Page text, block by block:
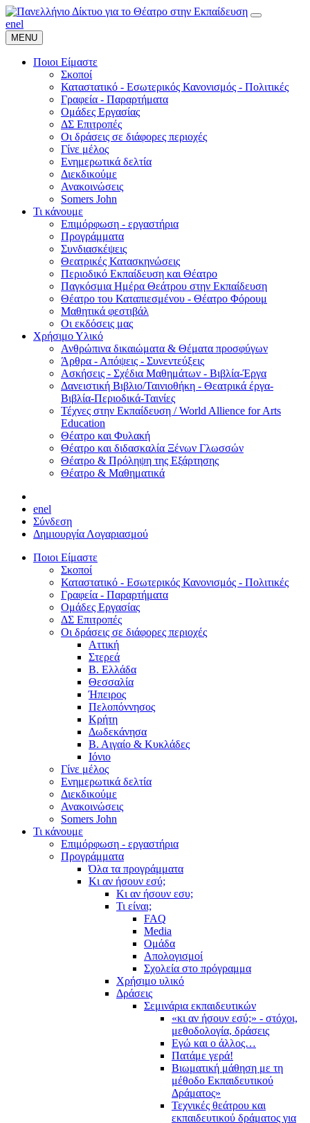
enel
MENU
Ποιοι Είμαστε
Σκοποί
Καταστατικό - Εσωτερικός Κανονισμός - Πολιτικές
Γραφεία - Παραρτήματα
Ομάδες Εργασίας
ΔΣ Επιτροπές
Οι δράσεις σε διάφορες περιοχές
Γίνε μέλος
Ενημερωτικά δελτία
Διεκδικούμε
Ανακοινώσεις
Somers John
Τι κάνουμε
Επιμόρφωση - εργαστήρια
Προγράμματα
Συνδιασκέψεις
Θεατρικές Κατασκηνώσεις
Περιοδικό Εκπαίδευση και Θέατρο
Παγκόσμια Ημέρα Θεάτρου στην Εκπαίδευση
Θέατρο του Καταπιεσμένου - Θέατρο Φόρουμ
Μαθητικά φεστιβάλ
Οι εκδόσεις μας
Χρήσιμο Υλικό
Ανθρώπινα δικαιώματα & Θέματα προσφύγων
Άρθρα - Απόψεις - Συνεντεύξεις
Ασκήσεις - Σχέδια Μαθημάτων - Βιβλία-Έργα
Δανειστική Βιβλιο/Ταινιοθήκη - Θεατρικά έργα-
Βιβλία-Περιοδικά-Ταινίες
Τέχνες στην Εκπαίδευση / World Allience for Arts
Education
Θέατρο και Φυλακή
Θέατρο και διδασκαλία Ξένων Γλωσσών
Θέατρο & Πρόληψη της Εξάρτησης
Θέατρο & Μαθηματικά
enel
Σύνδεση
Δημιουργία Λογαριασμού
Ποιοι Είμαστε
Σκοποί
Καταστατικό - Εσωτερικός Κανονισμός - Πολιτικές
Γραφεία - Παραρτήματα
Ομάδες Εργασίας
ΔΣ Επιτροπές
Οι δράσεις σε διάφορες περιοχές
Αττική
Στερεά
Β. Ελλάδα
Θεσσαλία
Ήπειρος
Πελοπόννησος
Κρήτη
Δωδεκάνησα
Β. Αιγαίο & Κυκλάδες
Ιόνιο
Γίνε μέλος
Ενημερωτικά δελτία
Διεκδικούμε
Ανακοινώσεις
Somers John
Τι κάνουμε
Επιμόρφωση - εργαστήρια
Προγράμματα
Όλα τα προγράμματα
Κι αν ήσουν εσύ;
Κι αν ήσουν εσυ;
Τι είναι;
FAQ
Media
Ομάδα
Απολογισμοί
Σχολεία στο πρόγραμμα
Χρήσιμο υλικό
Δράσεις
Σεμινάρια εκπαιδευτικών
«κι αν ήσουν εσύ;» - στόχοι,
μεθοδολογία, δράσεις
Εγώ και ο άλλος…
Πατάμε γερά!
Βιωματική μάθηση με τη
μέθοδο Εκπαιδευτικού
Δράματος»
Τεχνικές θεάτρου και
εκπαιδευτικού δράματος για